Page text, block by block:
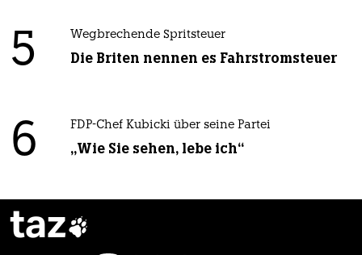
5 Wegbrechende Spritsteuer
Die Briten nennen es Fahrstromsteuer
6 FDP-Chef Kubicki über seine Partei
„Wie Sie sehen, lebe ich“
taz